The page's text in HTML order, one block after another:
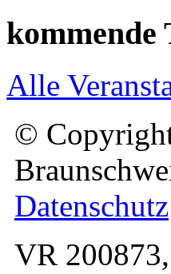
kommende
Alle
©
Datenschutz
VR